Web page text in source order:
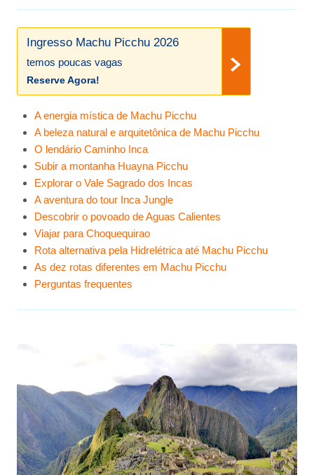
Ingresso Machu Picchu 2026
temos poucas vagas
Reserve Agora!
A energia mística de Machu Picchu
A beleza natural e arquitetônica de Machu Picchu
O lendário Caminho Inca
Subir a montanha Huayna Picchu
Explorar o Vale Sagrado dos Incas
A aventura do tour Inca Jungle
Descobrir o povoado de Aguas Calientes
Viajar para Choquequirao
Rota alternativa pela Hidrelétrica até Machu Picchu
As dez rotas diferentes em Machu Picchu
Perguntas frequentes